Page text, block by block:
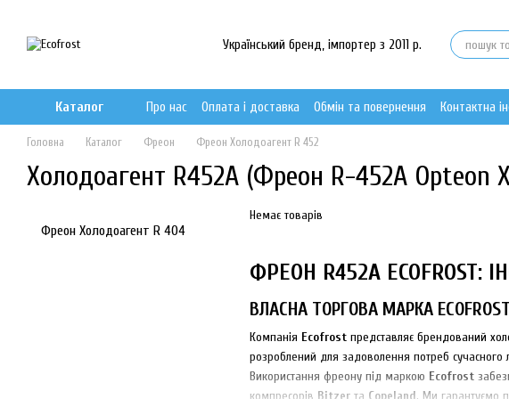
Український бренд, імпортер з 2011 р.
Каталог Про нас Оплата і доставка Обмін та повернення Контактна
Головна Каталог Фреон Фреон Холодоагент R 452
Холодоагент R452A (Фреон R-452A Opteon
ФРЕОН R452A
ВЛАСНА ТОРГОВА МАРКА
Компанія Ecofrost представляє брендований
розроблений для задоволення потреб сучасного
Використання фреону під маркою Ecofrost
компресорів Bitzer та Copeland. Ми гарантуємо
Немає товарів
Фреон Холодоагент R 404